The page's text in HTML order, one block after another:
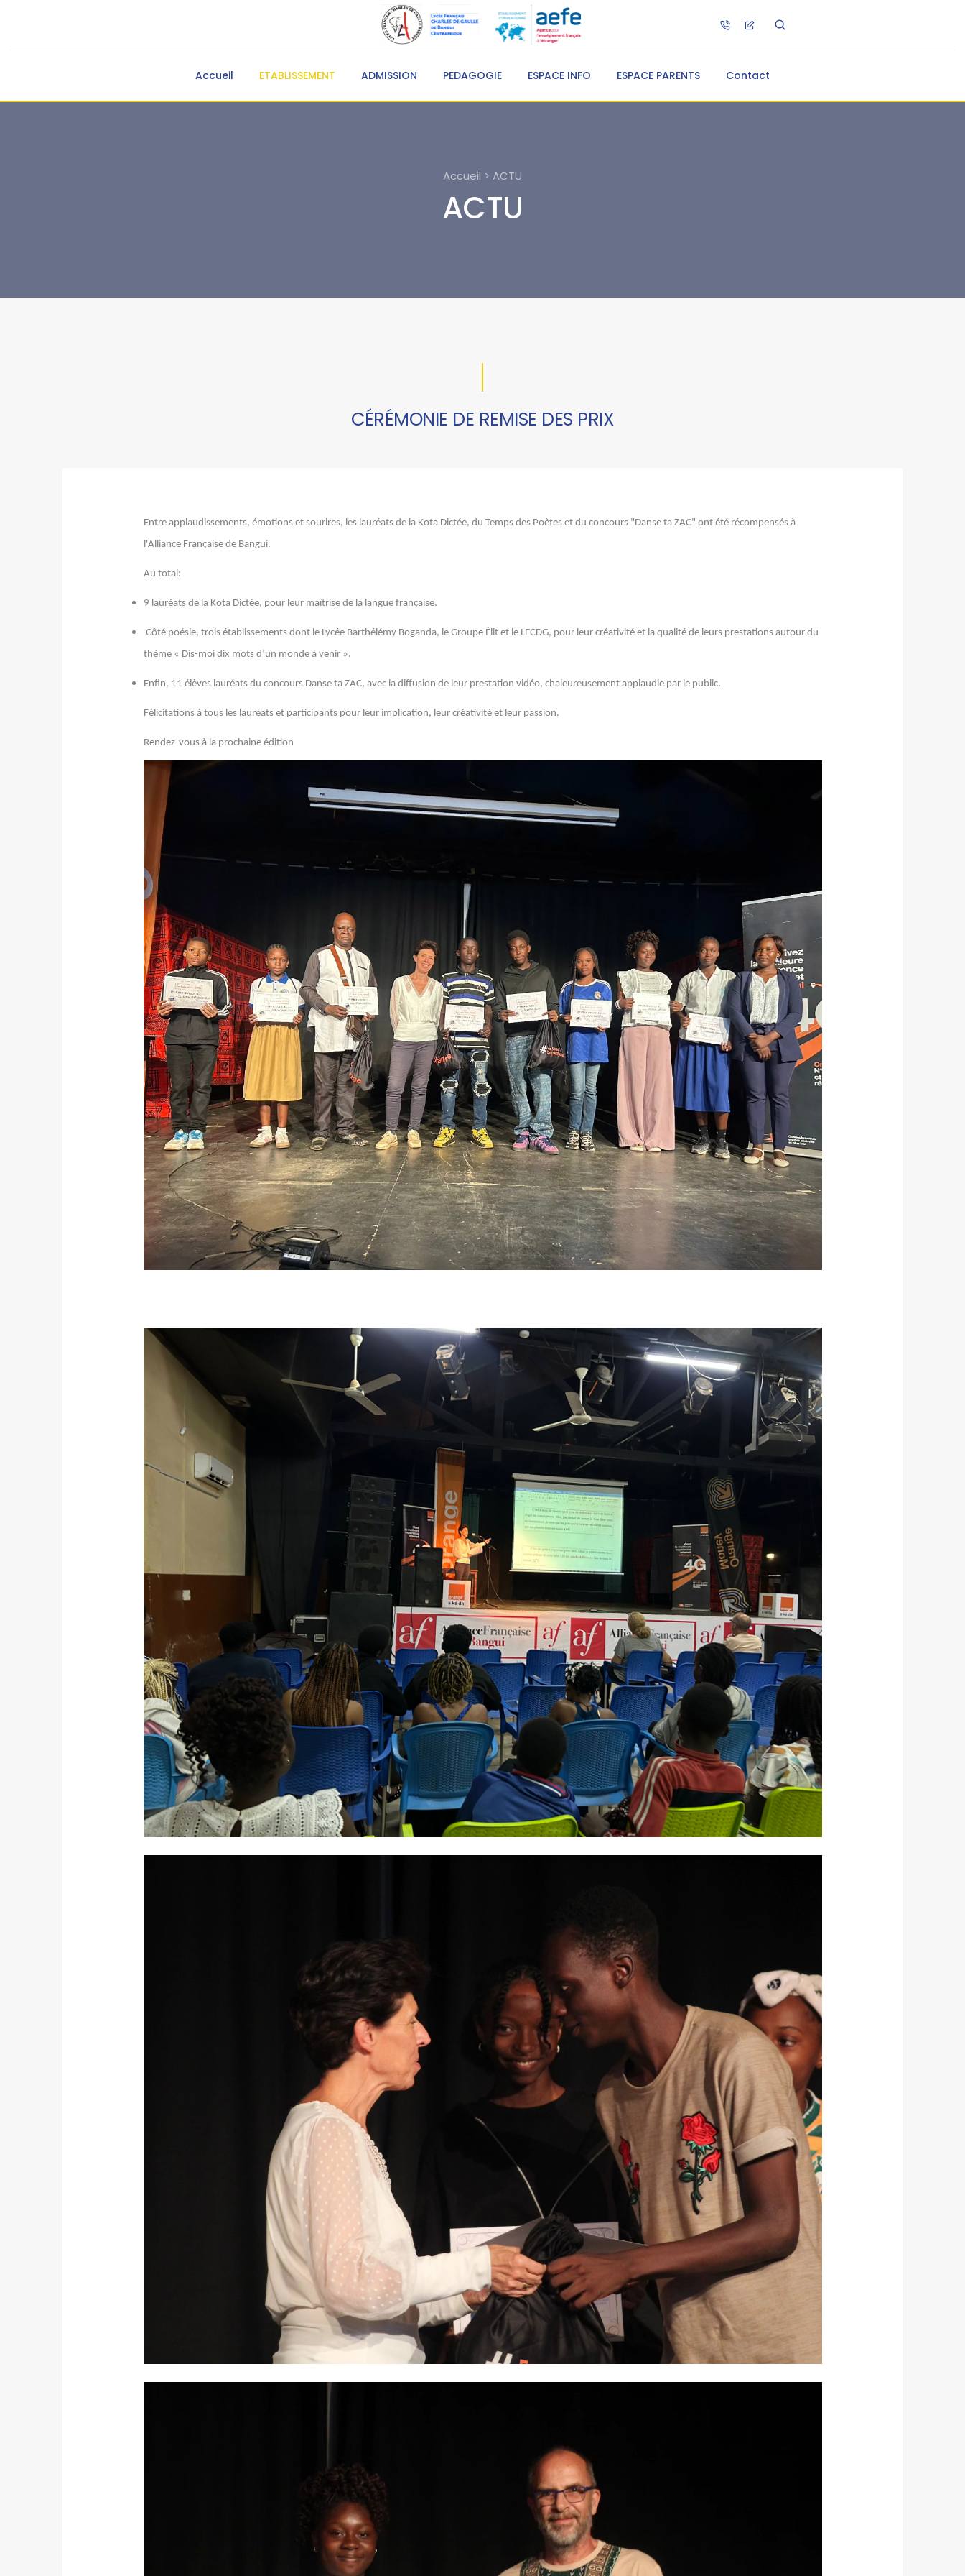
Accueil ETABLISSEMENT ADMISSION PEDAGOGIE ESPACE INFO ESPACE PARENTS Contact
Accueil > ACTU
ACTU
CÉRÉMONIE DE REMISE DES PRIX
Entre applaudissements, émotions et sourires, les lauréats de la Kota Dictée, du Temps des Poètes et du concours "Danse ta ZAC" ont été récompensés à
l'Alliance Française de Bangui.
Au total:
9 lauréats de la Kota Dictée, pour leur maîtrise de la langue française.
Côté poésie, trois établissements dont le Lycée Barthélémy Boganda, le Groupe Élit et le LFCDG, pour leur créativité et la qualité de leurs prestations autour du
thème « Dis-moi dix mots d’un monde à venir ».
Enfin, 11 élèves lauréats du concours Danse ta ZAC, avec la diffusion de leur prestation vidéo, chaleureusement applaudie par le public.
Félicitations à tous les lauréats et participants pour leur implication, leur créativité et leur passion.
Rendez-vous à la prochaine édition